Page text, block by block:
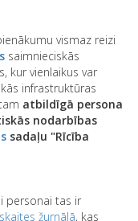
vismaz reizi
saimnieciskās
kur vienlaikus var
infrastruktūras
atbildīgā persona
nodarbības
sadaļu "Rīcība
personai tas ir
žurnālā, kas